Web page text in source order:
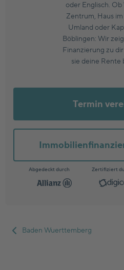
oder Englisch.
Zentrum, Haus
Umland oder
Böblingen: Wir
Finanzierung zu
sie deine Rente
Termin
Abgedeckt durch Zertifiziert
Baden Wuerttemberg